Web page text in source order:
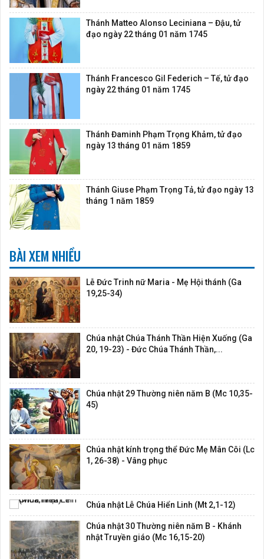
Thánh Matteo Alonso Leciniana – Đậu, tử
đạo ngày 22 tháng 01 năm 1745
Thánh Francesco Gil Federich – Tế, tử đạo
ngày 22 tháng 01 năm 1745
Thánh Đaminh Phạm Trọng Khảm, tử đạo
ngày 13 tháng 01 năm 1859
Thánh Giuse Phạm Trọng Tả, tử đạo ngày 13
tháng 1 năm 1859
BÀI XEM NHIỀU
Lễ Đức Trinh nữ Maria - Mẹ Hội thánh (Ga
19,25-34)
Chúa nhật Chúa Thánh Thần Hiện Xuống (Ga
20, 19-23) - Đức Chúa Thánh Thần,...
Chúa nhật 29 Thường niên năm B (Mc 10,35-
45)
Chúa nhật kính trọng thể Đức Mẹ Mân Côi (Lc
1, 26-38) - Vâng phục
Chúa nhật Lễ Chúa Hiển Linh (Mt 2,1-12)
Chúa nhật 30 Thường niên năm B - Khánh
nhật Truyền giáo (Mc 16,15-20)